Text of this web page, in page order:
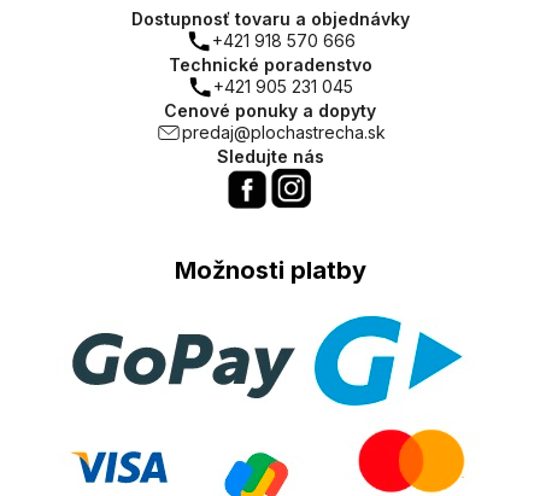
Dostupnosť tovaru a objednávky
+421 918 570 666
Technické poradenstvo
+421 905 231 045
Cenové ponuky a dopyty
predaj@plochastrecha.sk
Sledujte nás
Možnosti platby